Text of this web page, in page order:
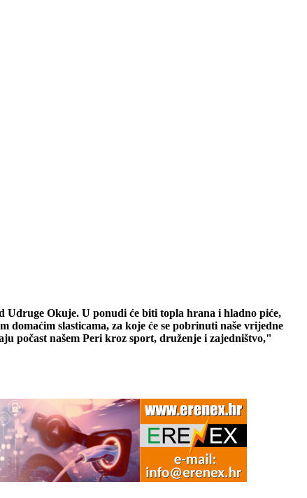
Okuje. U ponudi će biti topla hrana i hladno piće,
slasticama, za koje će se pobrinuti naše vrijedne
počast našem Peri kroz sport, druženje i zajedništvo,"